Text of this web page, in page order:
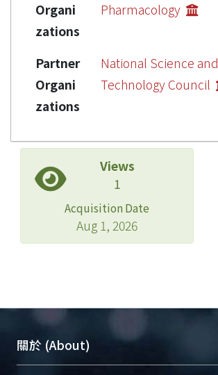
Organi
zations
Pharmacology
Partner
Organi
zations
National Science and
Technology Council
Views
1
Acquisition Date
Aug 1, 2026
關於 (About)